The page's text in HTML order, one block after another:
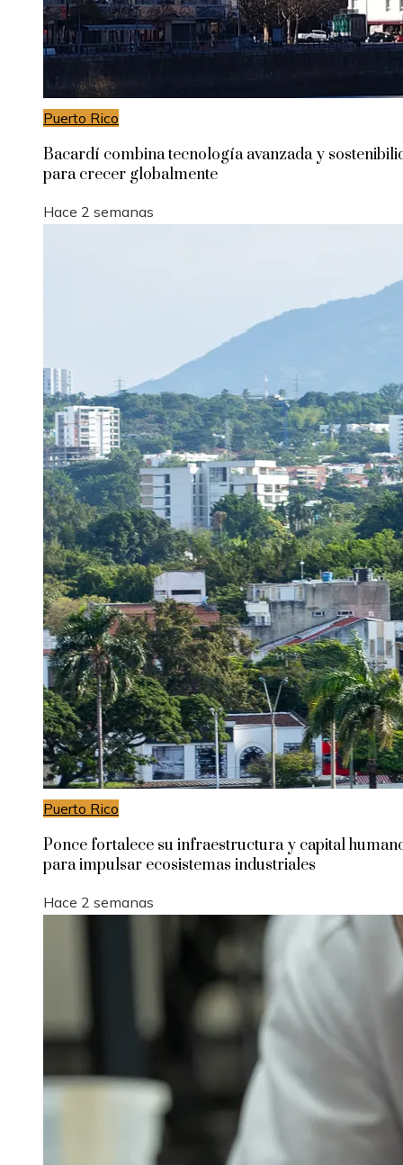
Puerto Rico
Bacardí combina tecnología avanzada y
para crecer globalmente
Hace 2 semanas
Puerto Rico
Ponce fortalece su infraestructura y capital
para impulsar ecosistemas industriales
Hace 2 semanas